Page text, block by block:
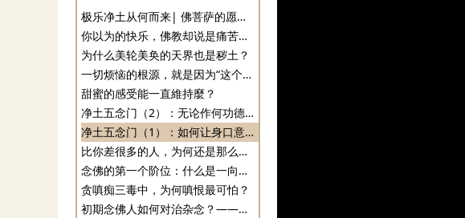
极乐净土从何而来| 佛菩萨的愿力+你的净业
你以为的快乐，佛教却说是痛苦的开始
为什么美轮美奂的天界也是秽土？
一切烦恼的根源，就是因为“这个”？
甜蜜的感受能一直維持麼？
净土五念门（2）：无论作何功德都要发愿和回向往生
净土五念门（1）：如何让身口意契入净土？
比你差很多的人，为何还是那么傲慢？
念佛的第一个阶位：什么是一向专念
贪嗔痴三毒中，为何嗔恨最可怕？
初期念佛人如何对治杂念？——持名念佛的一个具体方法